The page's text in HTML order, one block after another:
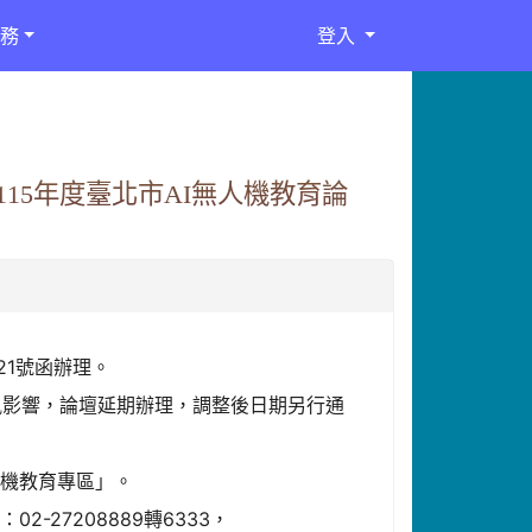
登入
年度臺北市AI無人機教育論
號函辦理。
響，論壇延期辦理，調整後日期另行通
教育專區」。
02-27208889轉6333，